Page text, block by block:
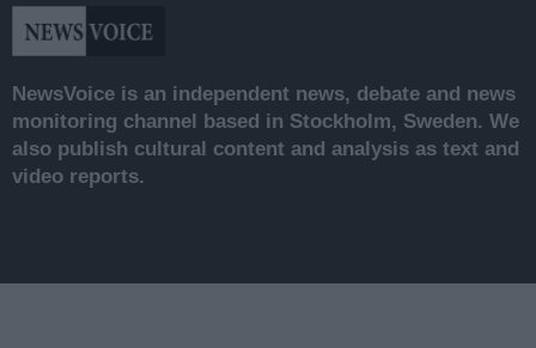
NewsVoice is an independent news, debate and news
monitoring channel based in Stockholm, Sweden. We
also publish cultural content and analysis as text and
video reports.